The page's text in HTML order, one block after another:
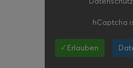
hCaptcha
✓ Erlauben